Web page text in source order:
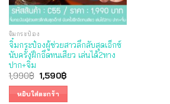
จิ๋มกระป๋อง
จิ๋มกระป๋องผู้ช่วยสาวลึกลับสุดเอ็กซ์
นับครั้งฝึกอึดทนเสียว เล่นได้2ทาง
ปาก+จิ๋ม
1,990฿ Original
price
was:
1,990฿.
1,590฿Current
หยิบใส่ตะกร้า